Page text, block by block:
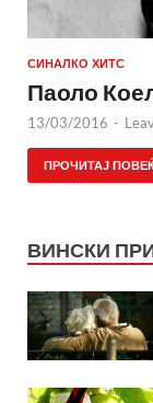
СИНАЛКО ХИТС
Паоло
13/03/2016 -
ПРОЧИТАЈ
ВИНСКИ